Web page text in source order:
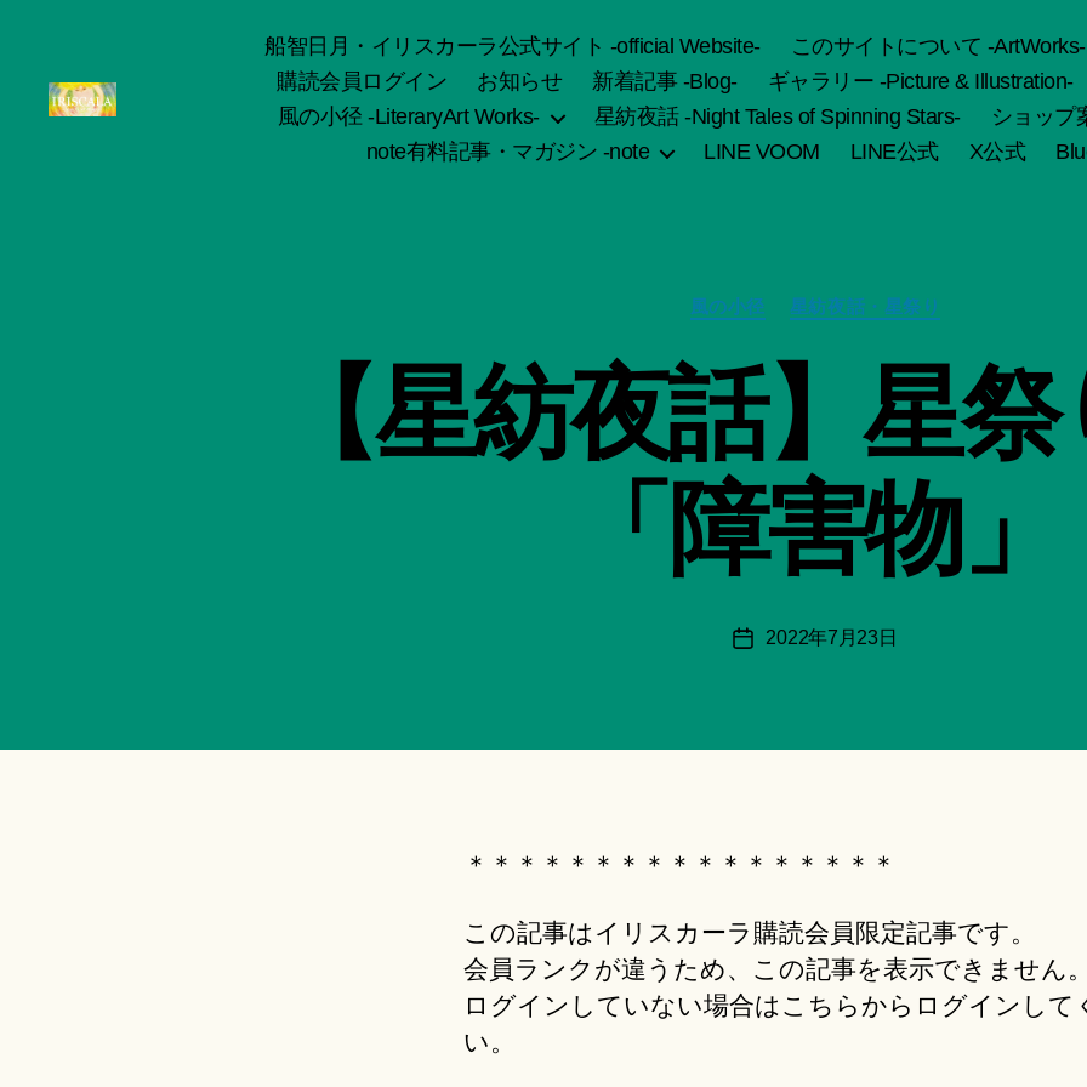
船智日月・イリスカーラ公式サイト -official Website- このサイトについて -ArtWorks-
購読会員ログイン
お知らせ 新着記事 -Blog- ギャラリー -Picture & Illustration-
風の小径 -LiteraryArt Works-
星紡夜話 -Night Tales of Spinning Stars-
ショップ
note有料記事・マガジン -note
LINE VOOM LINE公式 X公式
カ
テ
風の小径 星紡夜話・星祭り
【星紡夜話】星
「障害物」
投
作
者
:
船
智
日
ki
投
2022年7月23日
＊＊＊＊＊＊＊＊＊＊＊＊＊＊＊＊＊
この記事はイリスカーラ購読会員限定記事です。
会員ランクが違うため、この記事を表示できません。
ログインしていない場合はこちらからログインして
い。